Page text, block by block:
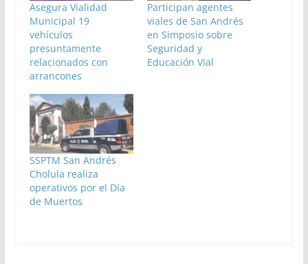
Asegura Vialidad
Municipal 19
vehículos
presuntamente
relacionados con
arrancones
Participan agentes
viales de San Andrés
en Simposio sobre
Seguridad y
Educación Vial
SSPTM San Andrés
Cholula realiza
operativos por el Día
de Muertos